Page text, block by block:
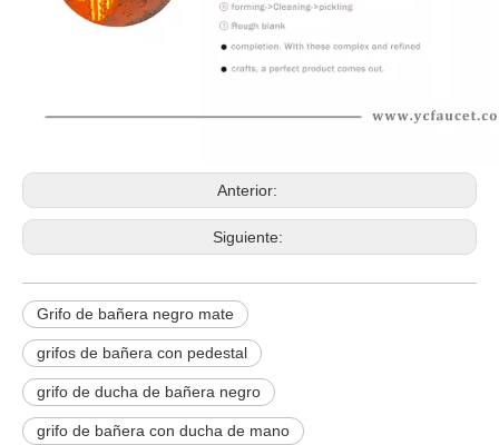
Anterior:
Siguiente:
Grifo de bañera negro mate
grifos de bañera con pedestal
grifo de ducha de bañera negro
grifo de bañera con ducha de mano